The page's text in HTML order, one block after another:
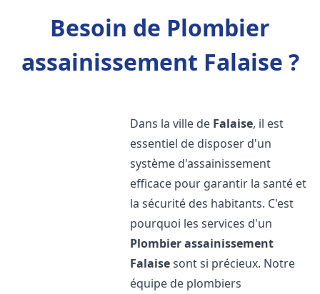
Besoin de Plombier
assainissement Falaise ?
Dans la ville de Falaise, il est
essentiel de disposer d'un
système d'assainissement
efficace pour garantir la santé et
la sécurité des habitants. C'est
pourquoi les services d'un
Plombier assainissement
Falaisesont si précieux. Notre
équipe de plombiers